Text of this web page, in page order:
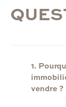
QUES
1.
vendre ?